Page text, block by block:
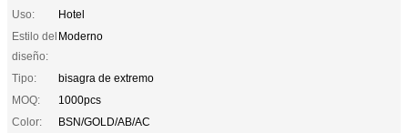
Uso:
Hotel
Estilo del
diseño:
Moderno
Tipo:
bisagra de extremo
MOQ:
1000pcs
Color:
BSN/GOLD/AB/AC